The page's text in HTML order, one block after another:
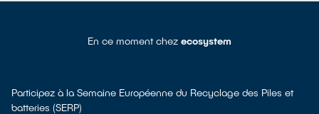
En ce moment chez ecosystem
Participez à la Semaine Européenne du Recyclage des Piles et
batteries (SERP)